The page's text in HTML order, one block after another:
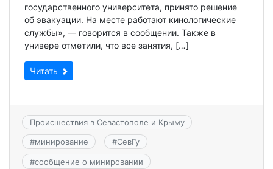
государственного университета, принято решение
об эвакуации. На месте работают кинологические
службы», — говорится в сообщении. Также в
универе отметили, что все занятия, […]
Читать
Происшествия в Севастополе и Крыму
#минирование #СевГу
#сообщение о минировании